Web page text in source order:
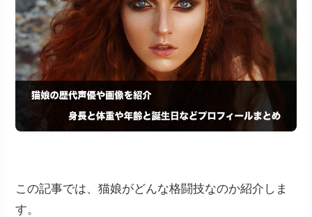
この記事では、猫娘がどんな格闘技なのか紹介しま
す。